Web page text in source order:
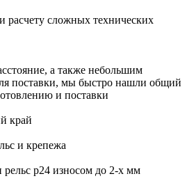
расчету сложных технических
а также небольшим
поставки, мы быстро нашли общий
и поставки
край
и крепежа
рельс р24 износом до 2-х мм